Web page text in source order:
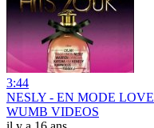
3:44
NESLY - EN MODE LOVE
WUMB VIDEOS